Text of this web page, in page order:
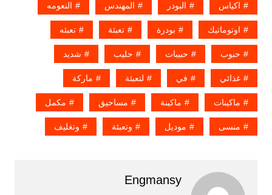
اكياس البودر المهندس النعومه
اوتوماتيك بودرة تعبئة تعبئه
حبوب حبيبات حليب شديد
غذائي في لتعبئة ماركة
ماكينات ماكينة مساحيق مكمل
منسى موديل وتعبئة وتغليف
Engmansy